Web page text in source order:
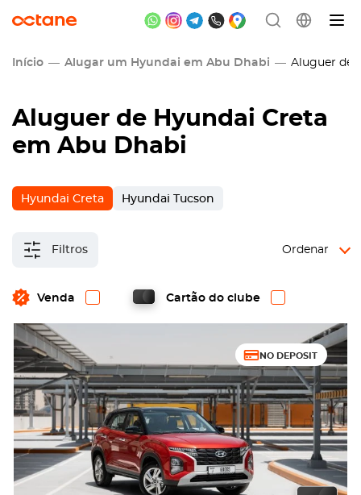
Início Alugar um Hyundai em Abu Dhabi Aluguer de
Aluguer de Hyundai Creta
em Abu Dhabi
Hyundai Creta Hyundai Tucson
Filtros
Venda Cartão do clube
Ordenar
NO DEPOSIT